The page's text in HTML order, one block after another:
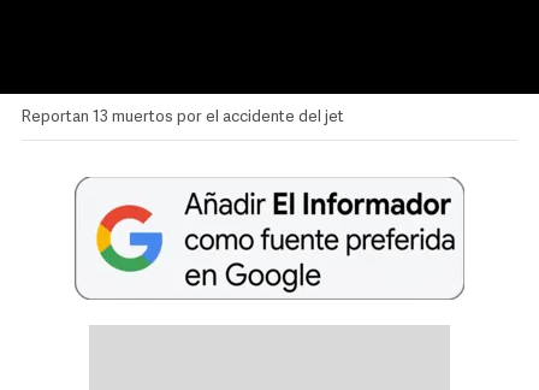
Reportan 13 muertos por el accidente del jet